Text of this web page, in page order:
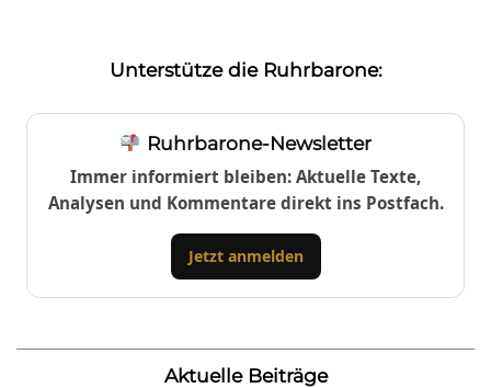
Unterstütze die Ruhrbarone:
Ruhrbarone-Newsletter
Immer informiert bleiben: Aktuelle Texte,
Analysen und Kommentare direkt ins Postfach.
Jetzt anmelden
Aktuelle Beiträge